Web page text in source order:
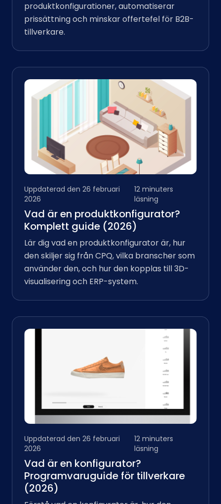
produktkonfigurationer, automatiserar
prissättning och minskar offertefel för B2B-
tillverkare.
Uppdaterad den 26 februari
2026
12 minuters
läsning
Vad är en produktkonfigurator?
Komplett guide (2026)
Lär dig vad en produktkonfigurator är, hur
den skiljer sig från CPQ, vilka branscher som
använder den, och hur den kopplas till 3D-
visualisering och ERP-system.
Uppdaterad den 26 februari
2026
12 minuters
läsning
Vad är en konfigurator?
Programvaruguide för tillverkare
(2026)